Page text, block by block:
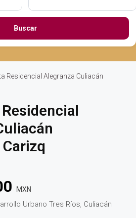
Buscar
Residencial Alegranza Culiacán
MXN
Urbano Tres Ríos, Culiacán